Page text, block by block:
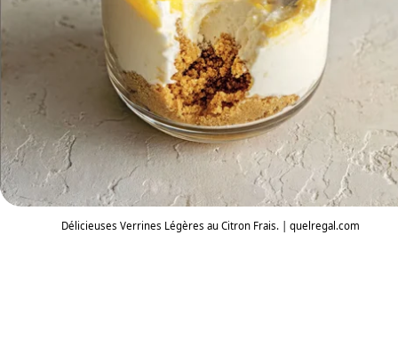
Délicieuses Verrines Légères au Citron Frais. | quelregal.com